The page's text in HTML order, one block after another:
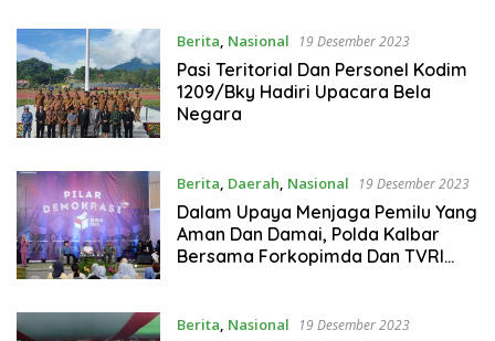
Berita, Nasional 19 Desember 2023
Pasi Teritorial Dan Personel Kodim
1209/Bky Hadiri Upacara Bela
Negara
Berita, Daerah, Nasional 19 Desember 2023
Dalam Upaya Menjaga Pemilu Yang
Aman Dan Damai, Polda Kalbar
Bersama Forkopimda Dan TVRI
Berita, Nasional 19 Desember 2023